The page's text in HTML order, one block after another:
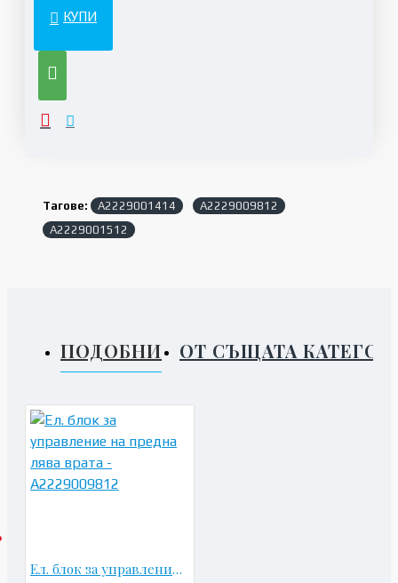
КУПИ
Тагове: A2229001414
A2229009812
A2229001512
ПОДОБНИ ОТ СЪЩАТА
Ел. блок за управление на предна лява врата - A2229009812